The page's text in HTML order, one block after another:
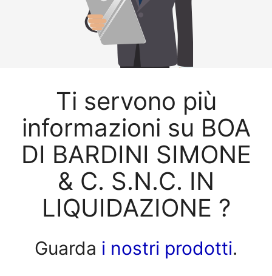
Ti servono più
informazioni su BOA
DI BARDINI SIMONE
& C. S.N.C. IN
LIQUIDAZIONE ?
Guarda i nostri prodotti.